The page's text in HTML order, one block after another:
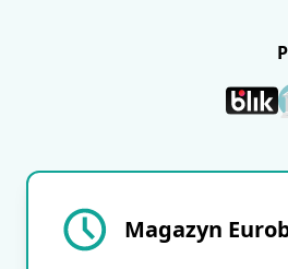
Magazyn